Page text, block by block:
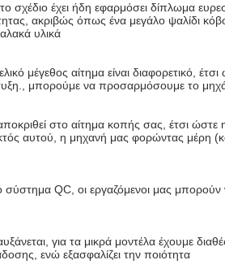
σχέδιο έχει ήδη εφαρμόσει δίπλωμα
ακριβώς όπως ένα μεγάλο ψαλίδι
υλικά
μέγεθος αίτημα είναι διαφορετικό,
μπορούμε να προσαρμόσουμε το
στο αίτημα κοπής σας, έτσι ώστε
αυτού, η μηχανή μας φορώντας μέρη
σύστημα QC, οι εργαζόμενοι μας
για τα μικρά μοντέλα έχουμε
ενώ εξασφαλίζει την ποιότητα